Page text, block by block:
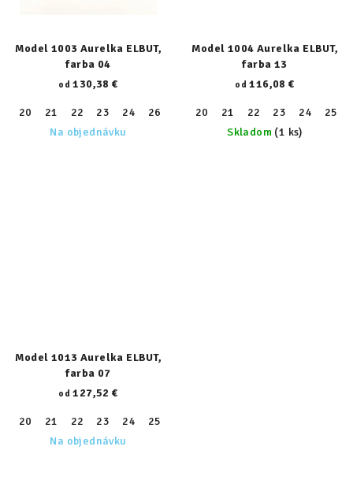
Model 1003 Aurelka ELBUT,
farba 04
od 130,38 €
20 21 22 23 24 26 28 29 30 31 32
33
Na objednávku
Model 1004 Aurelka ELBUT,
farba 13
od 116,08 €
20 21 22 23 24 25
Skladom (1 ks)
Model 1013 Aurelka ELBUT,
farba 07
od 127,52 €
20 21 22 23 24 25
Na objednávku